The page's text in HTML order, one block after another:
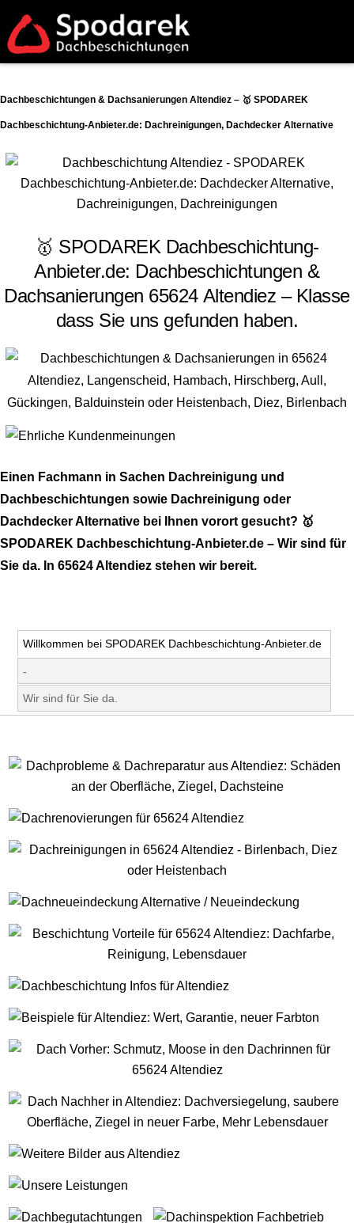
Dachbeschichtungen & Dachsanierungen Altendiez – 🥇 SPODAREK
Dachbeschichtung-Anbieter.de: Dachreinigungen, Dachdecker Alternative
🥇 SPODAREK Dachbeschichtung-
Anbieter.de: Dachbeschichtungen &
Dachsanierungen 65624 Altendiez – Klasse
dass Sie uns gefunden haben.
Einen Fachmann in Sachen Dachreinigung und
Dachbeschichtungen sowie Dachreinigung oder
Dachdecker Alternative bei Ihnen vorort gesucht? 🥇
SPODAREK Dachbeschichtung-Anbieter.de – Wir sind für
Sie da. In 65624 Altendiez stehen wir bereit.
Willkommen bei SPODAREK Dachbeschichtung-Anbieter.de
-
Wir sind für Sie da.